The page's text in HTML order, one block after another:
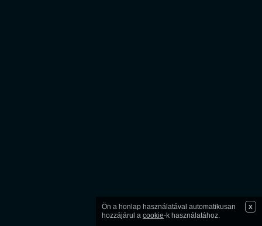
x
Ön a honlap használatával automatikusan
hozzájárul a cookie-k használatához.